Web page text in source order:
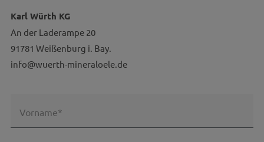
Karl Würth KG
An der Laderampe 20
91781 Weißenburg i. Bay.
info@wuerth-mineraloele.de
Vorname*